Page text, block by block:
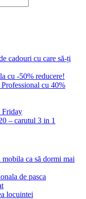
cadouri cu care să-ți
cu -50% reducere!
Professional cu 40%
Friday
– carutul 3 in 1
ca să dormi mai
de pasca
locuintei